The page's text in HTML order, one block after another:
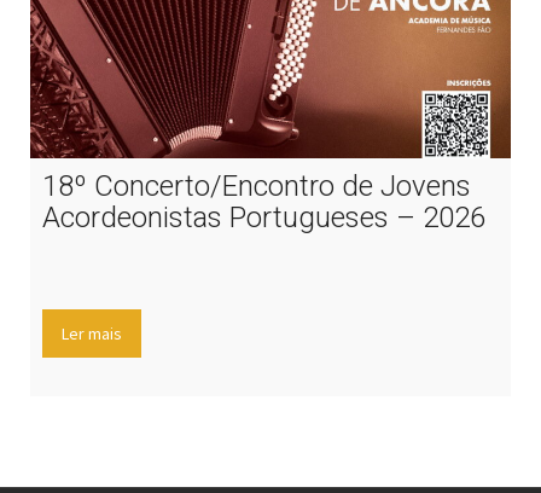
18º Concerto/Encontro de Jovens
Acordeonistas Portugueses – 2026
Ler mais